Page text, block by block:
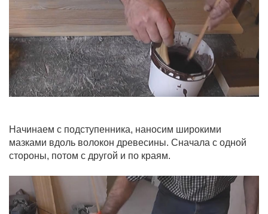
Начинаем с подступенника, наносим широкими
мазками вдоль волокон древесины. Сначала с одной
стороны, потом с другой и по краям.